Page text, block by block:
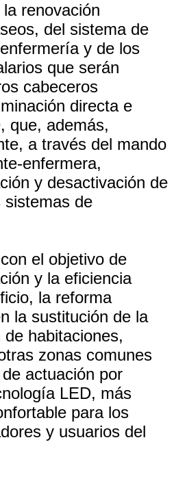
renovación
del sistema de
y de los
que serán
cabeceros
directa e
que, además,
a través del mando
enfermera,
y desactivación de
sistemas de
el objetivo de
y la eficiencia
la reforma
la sustitución de la
habitaciones,
zonas comunes
actuación por
LED, más
para los
y usuarios del